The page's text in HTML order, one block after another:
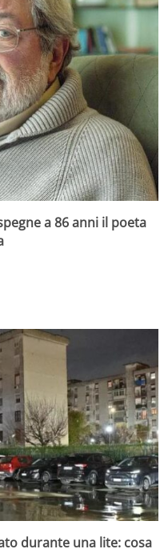
a 86 anni il poeta
durante una lite: cosa